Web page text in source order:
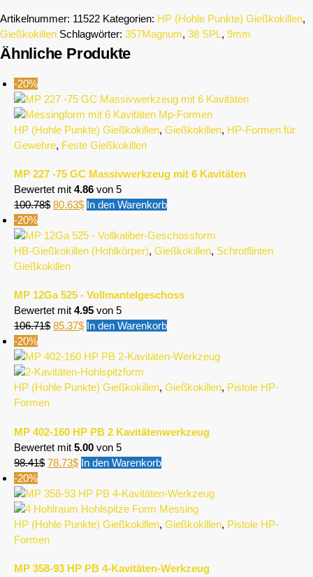
Artikelnummer: 11522 Kategorien: HP (Hohle Punkte) Gießkokillen,
Gießkokillen Schlagwörter: 357Magnum, 38 SPL, 9mm
Ähnliche Produkte
-20%
HP (Hohle Punkte) Gießkokillen, Gießkokillen, HP-Formen für
Gewehre, Feste Gießkokillen
MP 227 -75 GC Massivwerkzeug mit 6 Kavitäten
Bewertet mit 4.86 von 5
100.78$ 80.63$ In den Warenkorb
-20%
HB-Gießkokillen (Hohlkörper), Gießkokillen, Schrotflinten
Gießkokillen
MP 12Ga 525 - Vollmantelgeschoss
Bewertet mit 4.95 von 5
106.71$ 85.37$ In den Warenkorb
-20%
HP (Hohle Punkte) Gießkokillen, Gießkokillen, Pistole HP-
Formen
MP 402-160 HP PB 2 Kavitätenwerkzeug
Bewertet mit 5.00 von 5
98.41$ 78.73$ In den Warenkorb
-20%
HP (Hohle Punkte) Gießkokillen, Gießkokillen, Pistole HP-
Formen
MP 358-93 HP PB 4-Kavitäten-Werkzeug